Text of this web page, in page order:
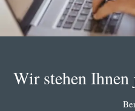
Wir stehen Ihnen